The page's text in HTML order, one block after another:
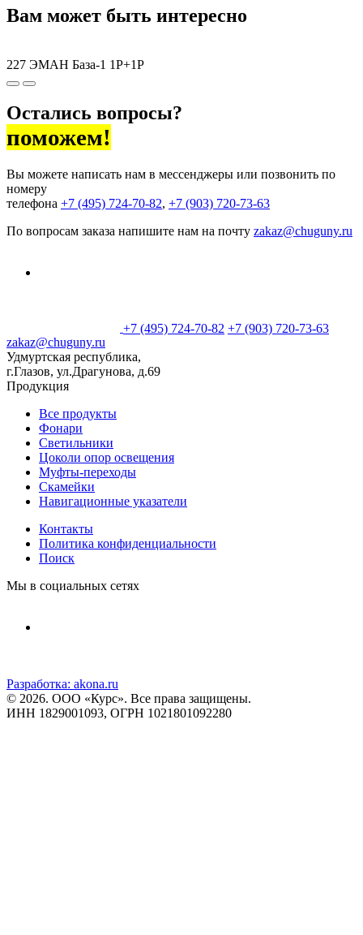
Вам может быть интересно
227 ЭМАН База-1 1P+1P
Остались вопросы?
поможем!
Вы можете написать нам в мессенджеры или позвонить по
номеру
телефона +7 (495) 724-70-82, +7 (903) 720-73-63
По вопросам заказа напишите нам на почту zakaz@chuguny.ru
+7 (495) 724-70-82 +7 (903) 720-73-63
zakaz@chuguny.ru
Удмуртская республика,
г.Глазов, ул.Драгунова, д.69
Продукция
Все продукты
Фонари
Светильники
Цоколи опор освещения
Муфты-переходы
Скамейки
Навигационные указатели
Контакты
Политика конфиденциальности
Поиск
Мы в социальных сетях
Разработка: akona.ru
© 2026. ООО «Курс». Все права защищены.
ИНН 1829001093, ОГРН 1021801092280